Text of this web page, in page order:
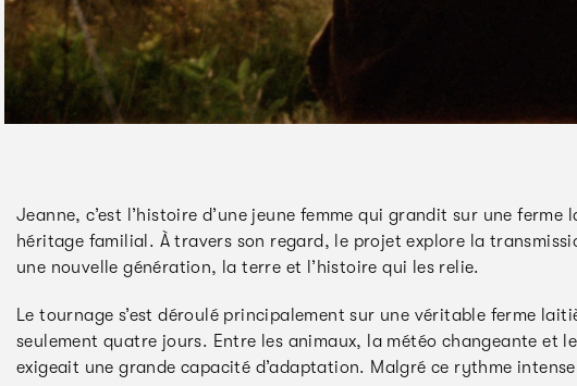
Jeanne, c’est l’histoire d’une jeune femme qui grandit sur une
héritage familial. À travers son regard, le projet explore la
une nouvelle génération, la terre et l’histoire qui les relie.
Le tournage s’est déroulé principalement sur une véritable ferme
seulement quatre jours. Entre les animaux, la météo changeante et
exigeait une grande capacité d’adaptation. Malgré ce rythme